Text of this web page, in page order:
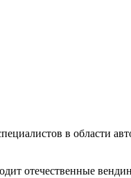
в области
отечественные